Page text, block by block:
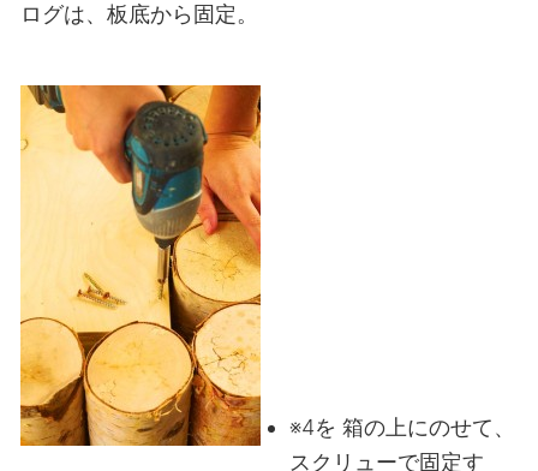
ログは、板底から固定。
※4を 箱の上にのせて、
スクリューで固定す